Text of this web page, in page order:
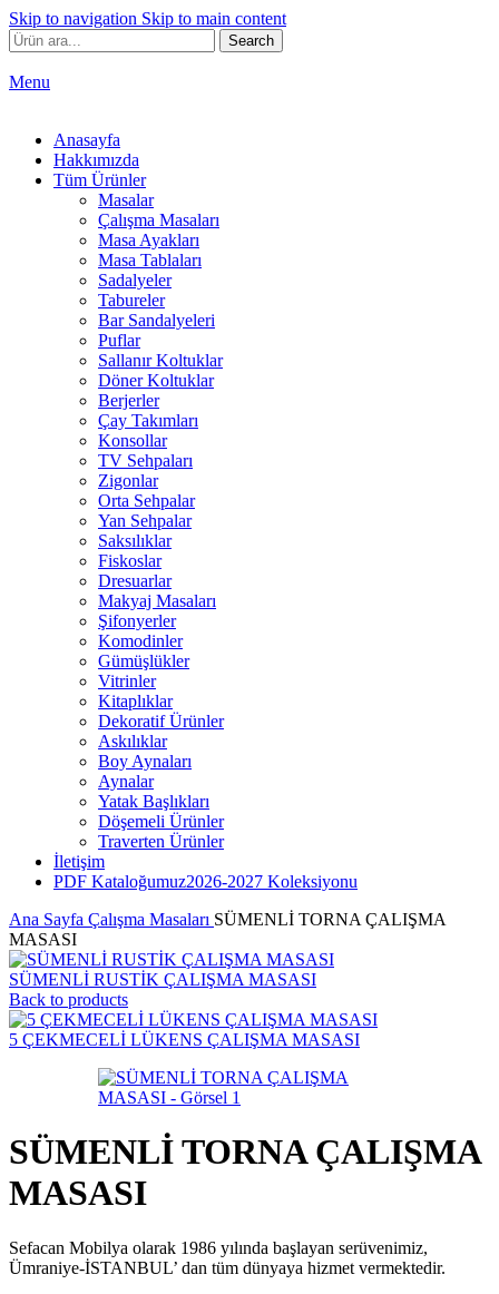
Skip to navigation Skip to main content
Search
Menu
Anasayfa
Hakkımızda
Tüm Ürünler
Masalar
Çalışma Masaları
Masa Ayakları
Masa Tablaları
Sadalyeler
Tabureler
Bar Sandalyeleri
Puflar
Sallanır Koltuklar
Döner Koltuklar
Berjerler
Çay Takımları
Konsollar
TV Sehpaları
Zigonlar
Orta Sehpalar
Yan Sehpalar
Saksılıklar
Fiskoslar
Dresuarlar
Makyaj Masaları
Şifonyerler
Komodinler
Gümüşlükler
Vitrinler
Kitaplıklar
Dekoratif Ürünler
Askılıklar
Boy Aynaları
Aynalar
Yatak Başlıkları
Döşemeli Ürünler
Traverten Ürünler
İletişim
PDF Kataloğumuz2026-2027 Koleksiyonu
Ana Sayfa Çalışma Masaları SÜMENLİ TORNA ÇALIŞMA
MASASI
SÜMENLİ RUSTİK ÇALIŞMA MASASI
Back to products
5 ÇEKMECELİ LÜKENS ÇALIŞMA MASASI
SÜMENLİ TORNA ÇALIŞMA
MASASI
Sefacan Mobilya olarak 1986 yılında başlayan serüvenimiz,
Ümraniye-İSTANBUL’ dan tüm dünyaya hizmet vermektedir.